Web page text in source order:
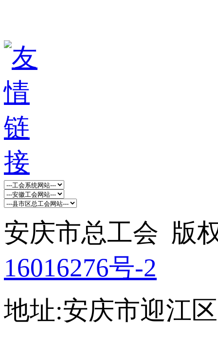
安庆市总工会 版
16016276号-2
地址:安庆市迎江